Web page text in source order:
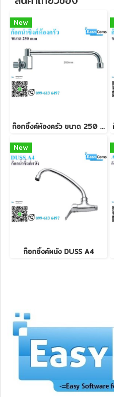
New
ก๊อกซิ้งค์ห้องครัว ขนาด 250 mm
New
ก๊อกซิ้งค์ผนัง DUSS A4